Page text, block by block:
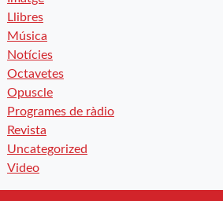
Llibres
Música
Notícies
Octavetes
Opuscle
Programes de ràdio
Revista
Uncategorized
Video